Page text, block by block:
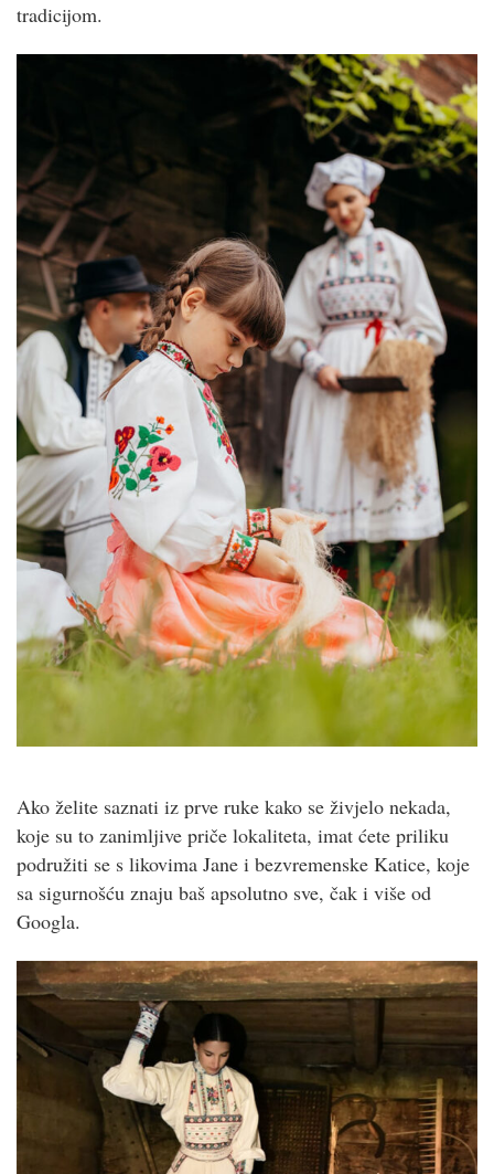
tradicijom.
Ako želite saznati iz prve ruke kako se živjelo nekada,
koje su to zanimljive priče lokaliteta, imat ćete priliku
podružiti se s likovima Jane i bezvremenske Katice, koje
sa sigurnošću znaju baš apsolutno sve, čak i više od
Googla.